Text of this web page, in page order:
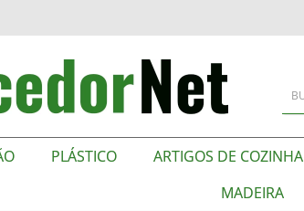
PLÁSTICO ARTIGOS DE COZINHA
MADEIRA